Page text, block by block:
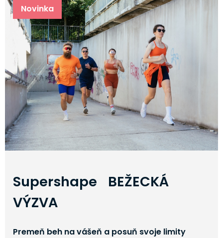
Novinka
Supershape BEŽECKÁ
VÝZVA
Premeň beh na vášeň a posuň svoje limity